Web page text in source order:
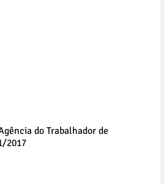
do Trabalhador de
2017